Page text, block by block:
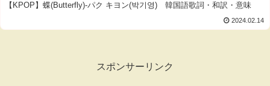
【KPOP】蝶(Butterfly)‐パク キヨン(박기영) 韓国語歌詞・和訳・意味
2024.02.14
スポンサーリンク